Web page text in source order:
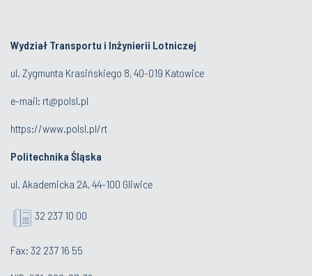
Wydział Transportu i Inżynierii Lotniczej
ul. Zygmunta Krasińskiego 8, 40-019 Katowice
e-mail: rt@polsl.pl
https://www.polsl.pl/rt
Politechnika Śląska
ul. Akademicka 2A, 44-100 Gliwice
32 237 10 00
Fax: 32 237 16 55